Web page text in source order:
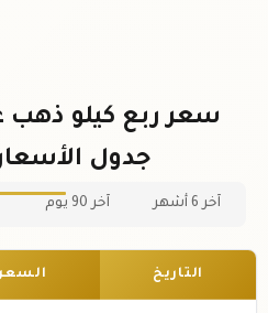
جدول الأسعار
آخر 6 أشهر آخر 90 يوم
التاريخ